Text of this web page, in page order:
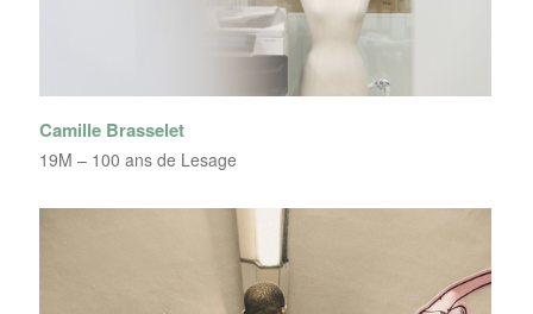
Camille Brasselet
19M – 100 ans de Lesage